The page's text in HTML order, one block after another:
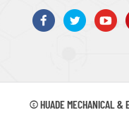
일 프리, 스크롤 유형, 피
에 대한 최고의 부품 주
© HUADE MECHANICAL &